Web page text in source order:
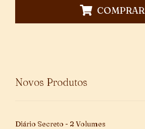
COMPRAR
Novos Produtos
Diário Secreto - 2 Volumes